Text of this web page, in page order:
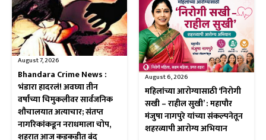
August 7, 2026
Bhandara Crime News :
भंडारा हादरलं! अवघ्या तीन
वर्षांच्या चिमुकलीवर सार्वजनिक
शौचालयात अत्याचार; संतप्त
नागरिकांकडून नराधमाला चोप,
शहरात आज कडकडीत बंद
August 6, 2026
महिलांच्या आरोग्यासाठी ‘निरोगी
सखी – राहील सुखी’ : महापौर
मंजुषा नागपुरे यांच्या संकल्पनेतून
शहरव्यापी आरोग्य अभियान